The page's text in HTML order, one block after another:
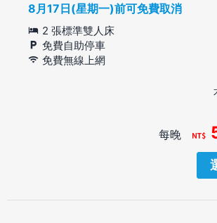
8月17日(星期一)前可免費取消
2 張標準雙人床
免費自助停車
免費無線上網
每晚